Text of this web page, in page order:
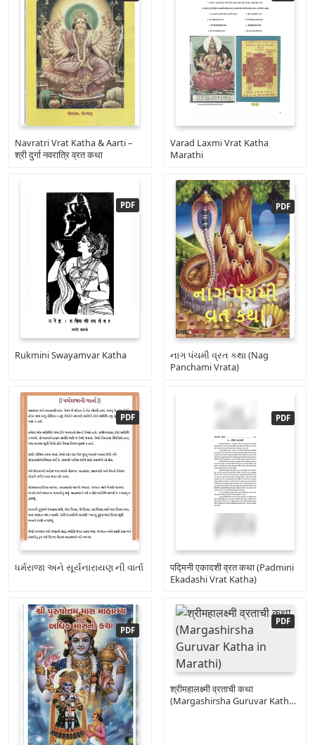
Navratri Vrat Katha & Aarti –
श्री दुर्गा नवरात्रि व्रत कथा
Varad Laxmi Vrat Katha
Marathi
Rukmini Swayamvar Katha
નાગ પંચમી વ્રત કથા (Nag
Panchami Vrata)
ધર્મરાજા અને સૂર્યનારાયણ ની વાર્તા
पद्मिनी एकादशी व्रत कथा (Padmini
Ekadashi Vrat Katha)
श्रीमहालक्ष्मी व्रताची कथा
(Margashirsha Guruvar Katha